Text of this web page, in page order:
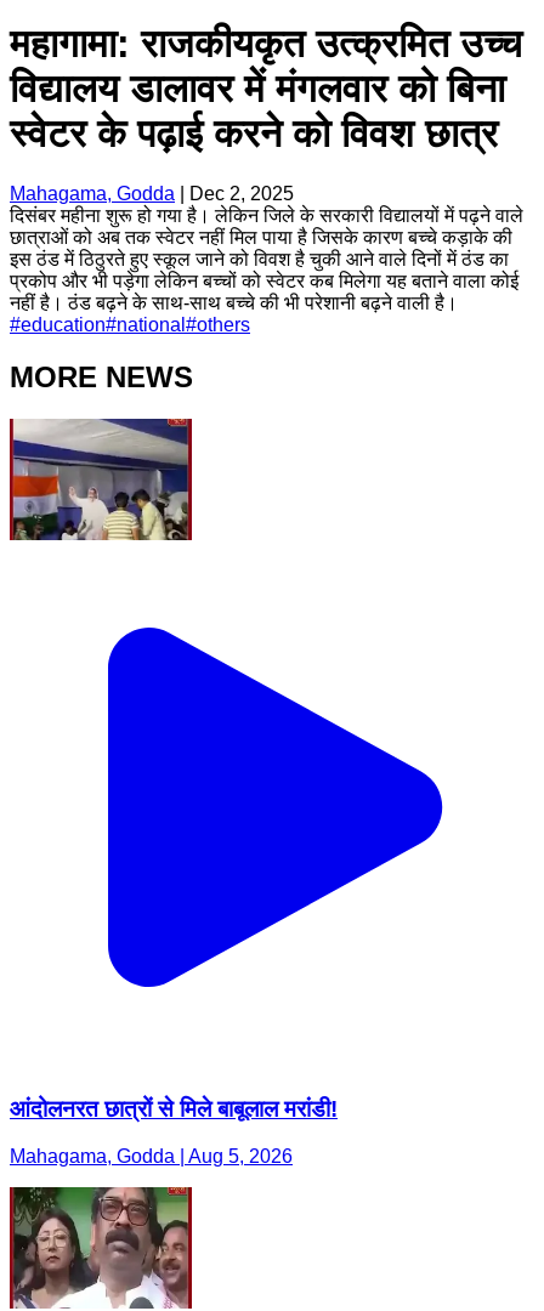
महागामा: राजकीयकृत उत्क्रमित उच्च
विद्यालय डालावर में मंगलवार को बिना
स्वेटर के पढ़ाई करने को विवश छात्र
Mahagama, Godda
Dec 2, 2025
दिसंबर महीना शुरू हो गया है। लेकिन जिले के सरकारी विद्यालयों में पढ़ने वाले
छात्राओं को अब तक स्वेटर नहीं मिल पाया है जिसके कारण बच्चे कड़ाके की
इस ठंड में ठिठुरते हुए स्कूल जाने को विवश है चुकी आने वाले दिनों में ठंड का
प्रकोप और भी पड़ेगा लेकिन बच्चों को स्वेटर कब मिलेगा यह बताने वाला कोई
नहीं है। ठंड बढ़ने के साथ-साथ बच्चे की भी परेशानी बढ़ने वाली है।
#education#national #others
MORE NEWS
आंदोलनरत छात्रों से मिले बाबूलाल मरांडी!
Mahagama, Godda | Aug 5, 2026